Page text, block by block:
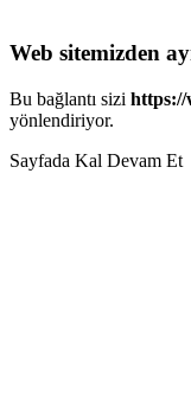
Web sitemizden
Bu bağlantı sizi https://
yönlendiriyor.
Sayfada Kal Devam Et